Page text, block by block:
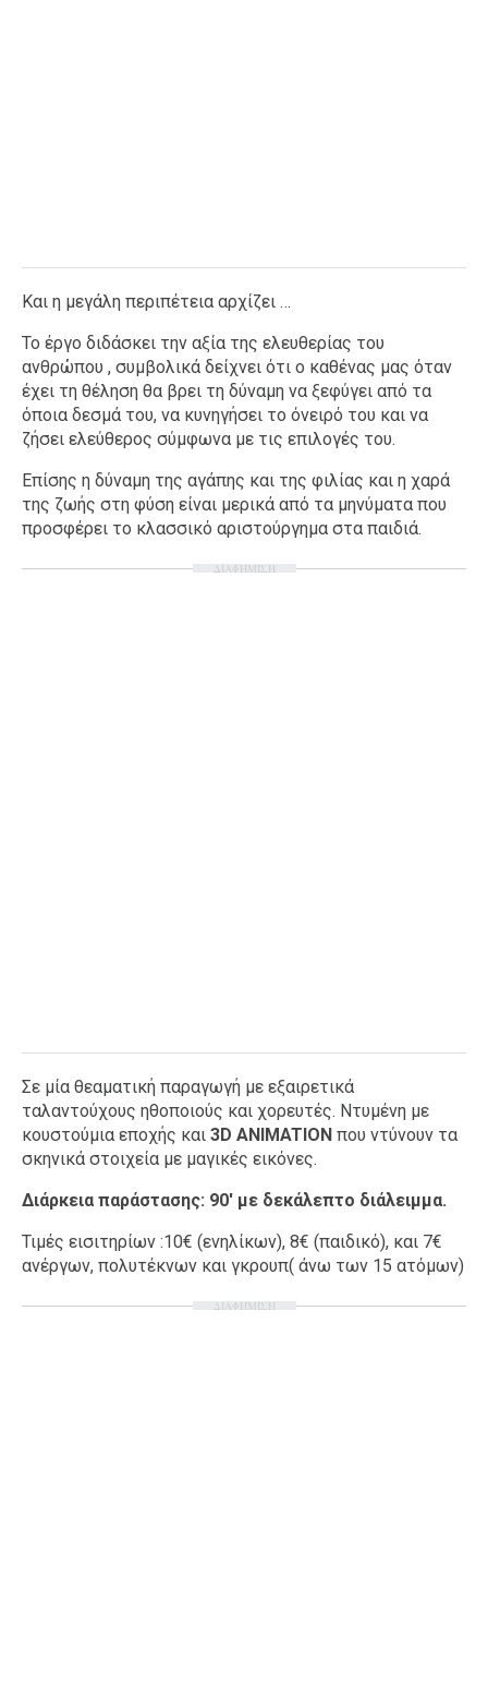
Και η μεγάλη περιπέτεια αρχίζει …
Το έργο διδάσκει την αξία της ελευθερίας του
ανθρώπου , συμβολικά δείχνει ότι ο καθένας μας όταν
έχει τη θέληση θα βρει τη δύναμη να ξεφύγει από τα
όποια δεσμά του, να κυνηγήσει το όνειρό του και να
ζήσει ελεύθερος σύμφωνα με τις επιλογές του.
Επίσης η δύναμη της αγάπης και της φιλίας και η χαρά
της ζωής στη φύση είναι μερικά από τα μηνύματα που
προσφέρει το κλασσικό αριστούργημα στα παιδιά.
ΔΙΑΦΗΜΙΣΗ
Σε μία θεαματική παραγωγή με εξαιρετικά
ταλαντούχους ηθοποιούς και χορευτές. Ντυμένη με
κουστούμια εποχής και 3D ANIMATION που ντύνουν τα
σκηνικά στοιχεία με μαγικές εικόνες.
Διάρκεια παράστασης: 90' με δεκάλεπτο διάλειμμα.
Τιμές εισιτηρίων :10€ (ενηλίκων), 8€ (παιδικό), και 7€
ανέργων, πολυτέκνων και γκρουπ( άνω των 15 ατόμων)
ΔΙΑΦΗΜΙΣΗ